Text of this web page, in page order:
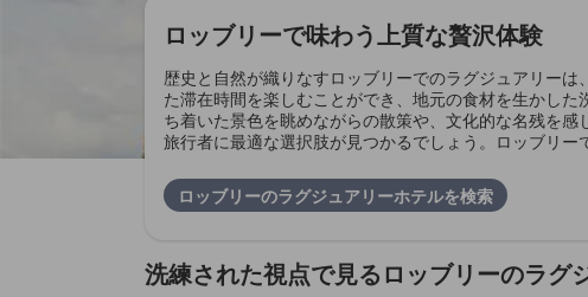
ロッブリーで味わう上質な贅沢体験
歴史と自然が織りなすロッブリーでのラグジュアリー
た滞在時間を楽しむことができ、地元の食材を生かし
ち着いた景色を眺めながらの散策や、文化的な名残を
旅行者に最適な選択肢が見つかるでしょう。ロッブリー
ロッブリーのラグジュアリーホテルを検索
洗練された視点で見るロッブリーのラグ